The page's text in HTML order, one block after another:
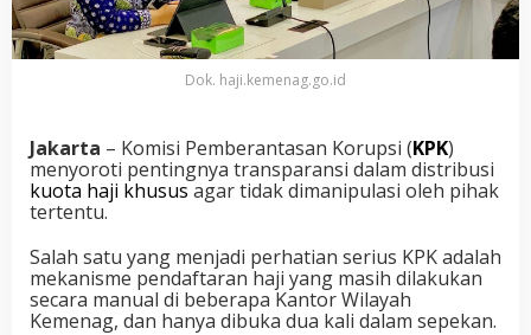
Dok. haji.kemenag.go.id
Jakarta – Komisi Pemberantasan Korupsi (KPK)
menyoroti pentingnya transparansi dalam distribusi
kuota haji khusus agar tidak dimanipulasi oleh pihak
tertentu.
Salah satu yang menjadi perhatian serius KPK adalah
mekanisme pendaftaran haji yang masih dilakukan
secara manual di beberapa Kantor Wilayah
Kemenag, dan hanya dibuka dua kali dalam sepekan.